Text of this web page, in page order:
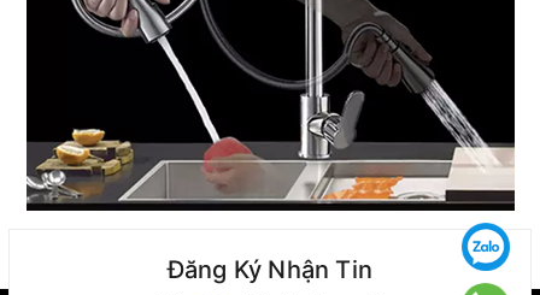
Đăng Ký Nhận Tin